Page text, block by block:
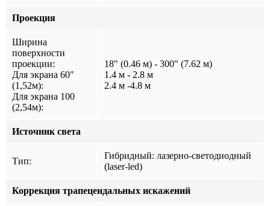
Проекция
Ширина
поверхности
проекции:
Для экрана 60"
(1,52м):
Для экрана 100
(2,54м):
18" (0.46 м) - 300" (7.62 м)
1.4 м - 2.8 м
2.4 м -4.8 м
Источник света
Тип:
Гибридный: лазерно-светодиодный
(laser-led)
Коррекция трапецеидальных искажений